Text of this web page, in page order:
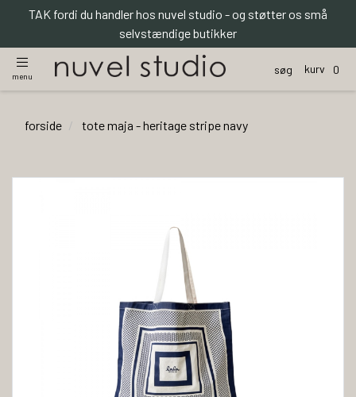
TAK fordi du handler hos nuvel studio - og støtter os små
selvstændige butikker
menu
søg kurv 0
forside tote maja - heritage stripe navy